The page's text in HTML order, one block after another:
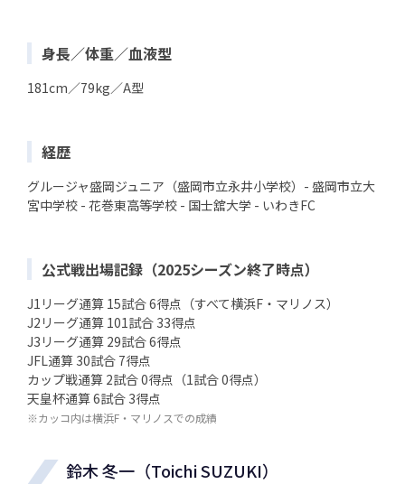
身長／体重／血液型
181cm／79kg／A型
経歴
グルージャ盛岡ジュニア（盛岡市立永井小学校）- 盛岡市立大
宮中学校 - 花巻東高等学校 - 国士舘大学 - いわきFC
公式戦出場記録（2025シーズン終了時点）
J1リーグ通算 15試合 6得点（すべて横浜F・マリノス）
J2リーグ通算 101試合 33得点
J3リーグ通算 29試合 6得点
JFL通算 30試合 7得点
カップ戦通算 2試合 0得点（1試合 0得点）
天皇杯通算 6試合 3得点
※カッコ内は横浜F・マリノスでの成績
鈴木 冬一（Toichi SUZUKI）